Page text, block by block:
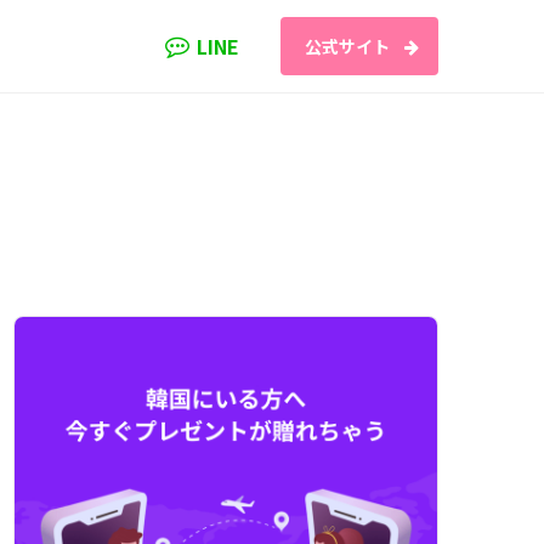
LINE 公式サイト